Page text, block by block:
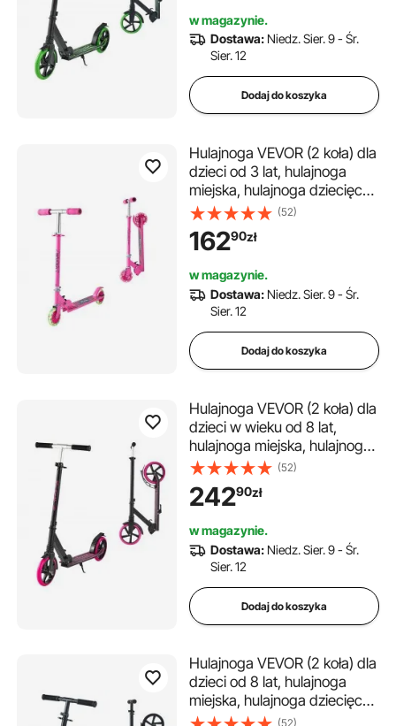
hulajnoga do 100 kg, czarno-
zielona
w magazynie.
Dostawa: Niedz. Sier. 9 - Śr.
Sier. 12
Dodaj do koszyka
Hulajnoga VEVOR (2 koła) dla
dzieci od 3 lat, hulajnoga
miejska, hulajnoga dziecięca
ze świecącymi kołami,
regulowaną wysokością
kierownicy, antypoślizgową
hulajnoga do 50 kg, różowa
(52)
16290zł
w magazynie.
Dostawa: Niedz. Sier. 9 - Śr.
Sier. 12
Dodaj do koszyka
Hulajnoga VEVOR (2 koła) dla
dzieci w wieku od 8 lat,
hulajnoga miejska, hulajnoga
dziecięca, hulajnoga uliczna z
regulowaną wysokością
kierownicy, antypoślizgową
składana hulajnoga do 100
kg, różowa
(52)
24290zł
w magazynie.
Dostawa: Niedz. Sier. 9 - Śr.
Sier. 12
Dodaj do koszyka
Hulajnoga VEVOR (2 koła) dla
dzieci od 8 lat, hulajnoga
miejska, hulajnoga dziecięca,
hulajnoga uliczna z
(52)